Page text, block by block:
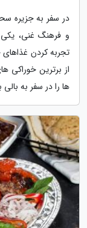
در سفر به جزیره
و فرهنگ غنی، یکی
از برترین خوراکی
ها را در سفر به بالی